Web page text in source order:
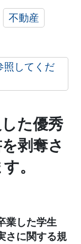
不動産
照してくだ
た優秀
剥奪さ
。
業した学生
さに関する規